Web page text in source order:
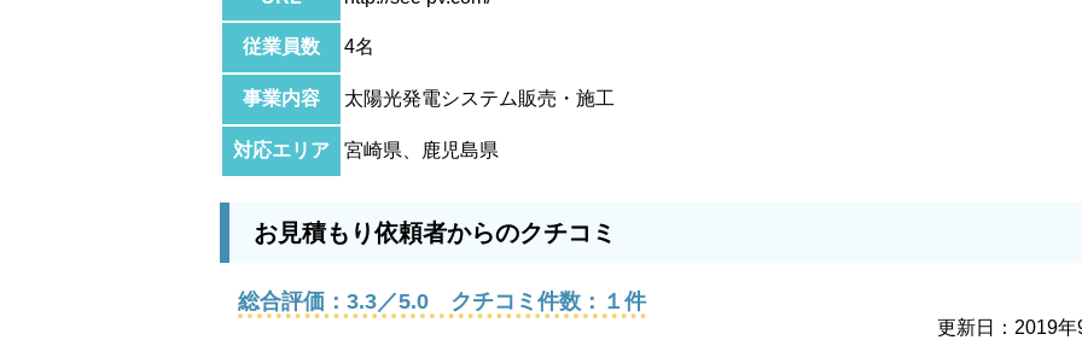
従業員数 4名
事業内容 太陽光発電システム販売・施工
対応エリア 宮崎県、鹿児島県
お見積もり依頼者からのクチコミ
総合評価：3.3／5.0 クチコミ件数：１件
更新日： 2019